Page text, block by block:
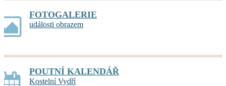
FOTOGALERIE
události obrazem
POUTNÍ KALENDÁŘ
Kostelní Vydří